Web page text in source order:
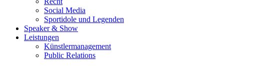
Social Media
Sportidole und Legenden
Speaker & Show
Leistungen
Künstlermanagement
Public Relations